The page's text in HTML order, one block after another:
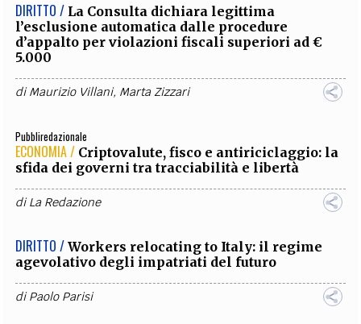
DIRITTO / La Consulta dichiara legittima
l’esclusione automatica dalle procedure
d’appalto per violazioni fiscali superiori ad €
5.000
diMaurizio Villani, Marta Zizzari
Pubbliredazionale
ECONOMIA / Criptovalute, fisco e antiriciclaggio: la
sfida dei governi tra tracciabilità e libertà
diLa Redazione
DIRITTO / Workers relocating to Italy: il regime
agevolativo degli impatriati del futuro
diPaolo Parisi